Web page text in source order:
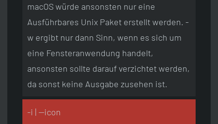
macOS würde ansonsten nur eine
Ausführbares Unix Paket erstellt werden. -
w ergibt nur dann Sinn, wenn es sich um
eine Fensteranwendung handelt,
ansonsten sollte darauf verzichtet werden,
da sonst keine Ausgabe zusehen ist.
-i | --icon